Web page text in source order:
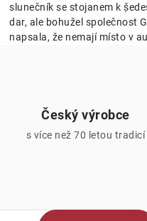
slunečník se stojanem k
dar, ale bohužel společnost
napsala, že nemají místo v
Český výrobce
s více než 70 letou tradicí